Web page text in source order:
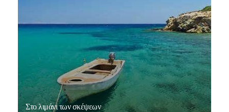
Στο λιμάνι των σκέψεων